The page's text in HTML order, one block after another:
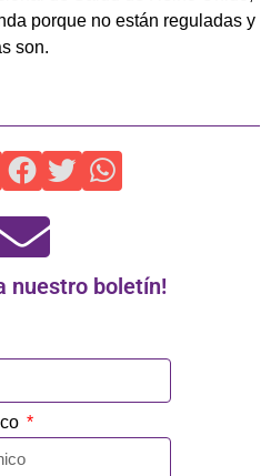
porque no están reguladas y
son.
nuestro boletín!